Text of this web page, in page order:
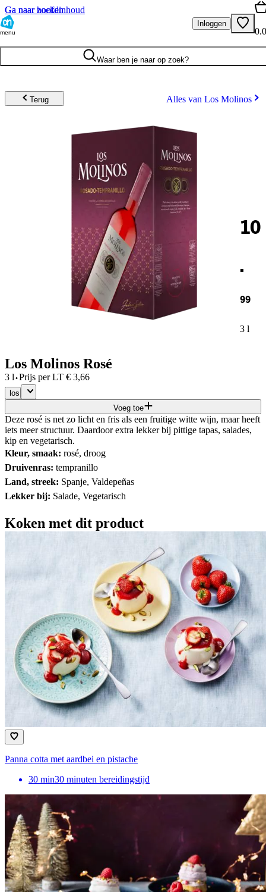
Ga naar hoofdinhoud
Ga naar zoeken
menu
Inloggen
Waar ben je naar op zoek?
Terug Alles van Los Molinos
10
.
99
3 l
Los Molinos Rosé
3 l·Prijs per LT € 3,66
los
Voeg toe
Deze rosé is net zo licht en fris als een fruitige witte wijn, maar heeft
iets meer structuur. Daardoor extra lekker bij pittige tapas, salades,
kip en vegetarisch.
Kleur, smaak: rosé, droog
Druivenras: tempranillo
Land, streek: Spanje, Valdepeñas
Lekker bij: Salade, Vegetarisch
Koken met dit product
Panna cotta met aardbei en pistache
30 min30 minuten bereidingstijd